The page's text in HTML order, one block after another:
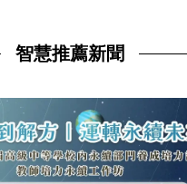
智慧推薦新聞